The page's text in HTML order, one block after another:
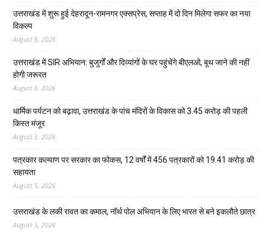
उत्तराखंड में शुरू हुई देहरादून-रामनगर एक्सप्रेस, सप्ताह में दो दिन मिलेगा सफर का नया
विकल्प
August 6, 2026
उत्तराखंड में SIR अभियान: बुजुर्गों और दिव्यांगों के घर पहुंचेंगे बीएलओ, बूथ जाने की नहीं
होगी जरूरत
August 6, 2026
धार्मिक पर्यटन को बढ़ावा, उत्तराखंड के पांच मंदिरों के विकास को 3.45 करोड़ की पहली
किस्त मंजूर
August 5, 2026
पत्रकार कल्याण पर सरकार का फोकस, 12 वर्षों में 456 पत्रकारों को 19.41 करोड़ की
सहायता
August 5, 2026
उत्तराखंड के लकी रावत का कमाल, नॉर्थ पोल अभियान के लिए भारत से बने इकलौते छात्र
August 5, 2026